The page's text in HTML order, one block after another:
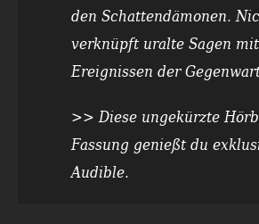
den Schattendämonen.
verknüpft uralte Sagen mit
Ereignissen der
>> Diese ungekürzte
Fassung genießt du
Audible.